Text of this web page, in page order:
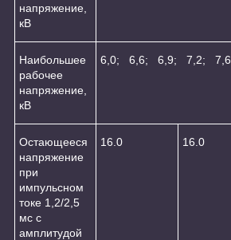
напряжение,
кВ
Наибольшее
рабочее
напряжение,
кВ
6,0; 6,6; 6,9; 7,2; 7,6
Остающееся
напряжение
при
импульсном
токе 1,2/2,5
мс с
амплитудой
16.0 16.0